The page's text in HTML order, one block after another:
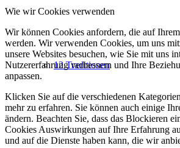
12 Traditionen
Wie wir Cookies verwenden
Wir können Cookies anfordern, die auf
werden. Wir verwenden Cookies, um uns
unsere Websites besuchen, wie Sie mit uns
Nutzererfahrung verbessern und Ihre
anpassen.
Klicken Sie auf die verschiedenen
mehr zu erfahren. Sie können auch einige
ändern. Beachten Sie, dass das Blockieren
Cookies Auswirkungen auf Ihre Erfahrung
und auf die Dienste haben kann, die wir